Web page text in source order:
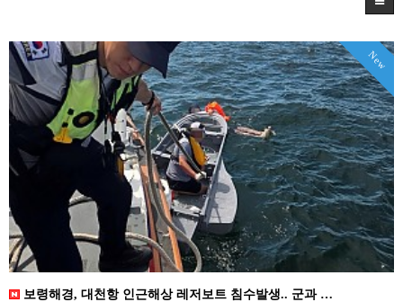
New
보령해경, 대천항 인근해상 레저보트 침수발생.. 군과 …